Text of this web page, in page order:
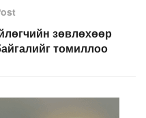
зөвлөхөөр
томиллоо